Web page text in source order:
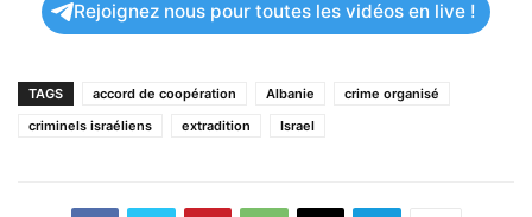
Rejoignez nous pour toutes les vidéos en live !
TAGS accord de coopération Albanie
crime organisé
criminels israéliens
extradition Israel